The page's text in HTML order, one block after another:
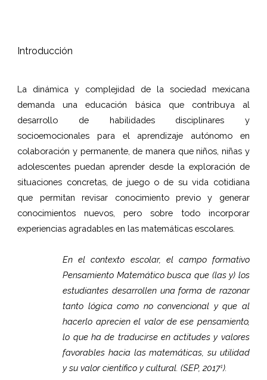
Introducción
La dinámica y complejidad de la sociedad mexicana
demanda una educación básica que contribuya al
desarrollo de habilidades disciplinares y
socioemocionales para el aprendizaje autónomo en
colaboración y permanente, de manera que niños, niñas y
adolescentes puedan aprender desde la exploración de
situaciones concretas, de juego o de su vida cotidiana
que permitan revisar conocimiento previo y generar
conocimientos nuevos, pero sobre todo incorporar
experiencias agradables en las matemáticas escolares.
En el contexto escolar, el campo formativo
Pensamiento Matemático busca que (las y) los
estudiantes desarrollen una forma de razonar
tanto lógica como no convencional y que al
hacerlo aprecien el valor de ese pensamiento,
lo que ha de traducirse en actitudes y valores
favorables hacia las matemáticas, su utilidad
y su valor científico y cultural. (SEP, 20171).